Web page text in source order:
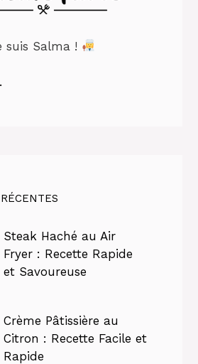
suis Salma !
Steak Haché au Air
Fryer : Recette Rapide
et Savoureuse
Crème Pâtissière au
Citron : Recette Facile et
Rapide